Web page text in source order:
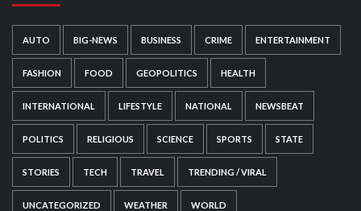
AUTO BIG-NEWS BUSINESS CRIME ENTERTAINMENT
FASHION FOOD GEOPOLITICS HEALTH
INTERNATIONAL LIFESTYLE NATIONAL NEWSBEAT
POLITICS RELIGIOUS SCIENCE SPORTS STATE
STORIES TECH TRAVEL TRENDING / VIRAL
UNCATEGORIZED WEATHER WORLD